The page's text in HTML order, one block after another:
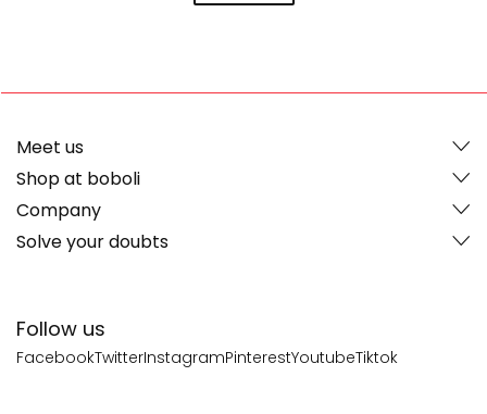
Follow us
FacebookTwitterInstagramPinterestYoutubeTiktok
Meet us
Shop at boboli
Company
Solve your doubts